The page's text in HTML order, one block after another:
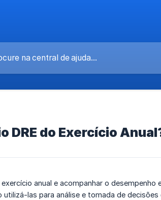
DRE do Exercício
anual e acompanhar o
las para análise e tomada de